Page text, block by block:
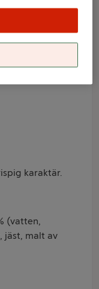
karaktär.
(vatten,
jäst, malt av